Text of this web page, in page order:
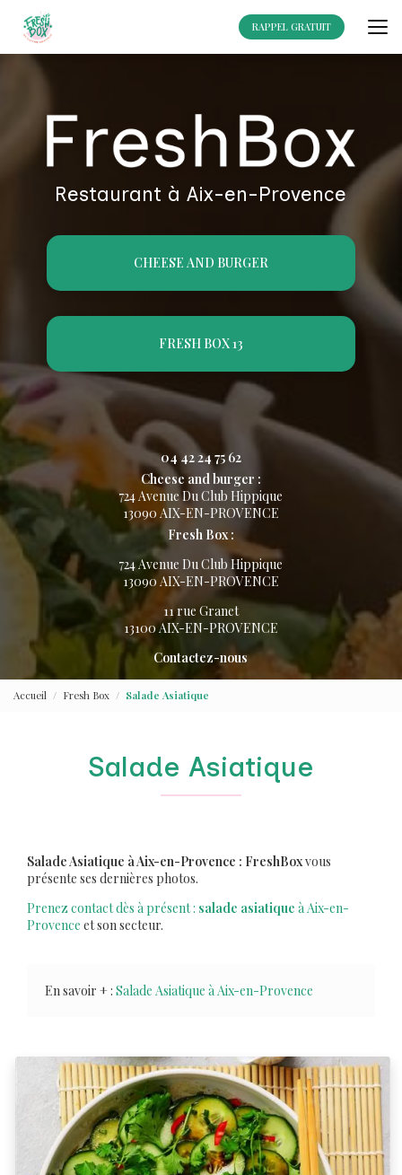
contenu
principal
RAPPEL GRATUIT
Restaurant à Aix-en-Provence
CHEESE AND BURGER
FRESH BOX 13
04 42 24 75 62
Cheese and burger :
724 Avenue Du Club Hippique
13090 AIX-EN-PROVENCE
Fresh Box :
724 Avenue Du Club Hippique
13090 AIX-EN-PROVENCE
11 rue Granet
13100 AIX-EN-PROVENCE
Contactez-nous
Accueil Fresh Box Salade Asiatique
Salade Asiatique
Salade Asiatique à Aix-en-Provence : FreshBoxvous
présente ses dernières photos.
Prenez contact dès à présent : salade asiatique à Aix-en-
Provence et son secteur.
En savoir + : Salade Asiatique à Aix-en-Provence